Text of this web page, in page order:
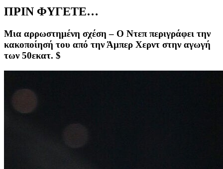
ΠΡΙΝ ΦΥΓΕΤΕ…
Μια αρρωστημένη σχέση – Ο Ντεπ περιγράφει την
κακοποίησή του από την Άμπερ Χερντ στην αγωγή
των 50εκατ. $